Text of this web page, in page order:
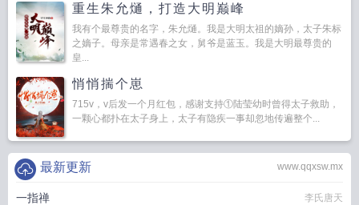
重生朱允熥，打造大明巅峰
我有个最尊贵的名字，朱允熥。我是大明太祖的嫡孙，太子朱标
之嫡子。母亲是常遇春之女，舅爷是蓝玉。我是大明最尊贵的
皇...
悄悄揣个崽
715v，v后发一个月红包，感谢支持①陆莹幼时曾得太子救助，
一颗心都扑在太子身上，太子有隐疾一事却忽地传遍整个...
www.qqxsw.mx
最新更新
一指禅 李氏唐天